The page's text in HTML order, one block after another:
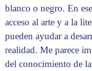
blanco o negro. En
acceso al arte y a la
pueden ayudar a
realidad. Me parece
del conocimiento de